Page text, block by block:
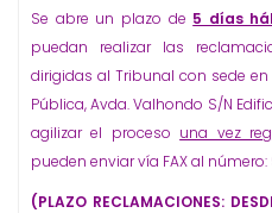
Se abre un plazo de 5 días
puedan realizar las
dirigidas al Tribunal con sede
Pública, Avda. Valhondo S/N
agilizar el proceso una vez
pueden enviar vía FAX al número:
(PLAZO RECLAMACIONES: